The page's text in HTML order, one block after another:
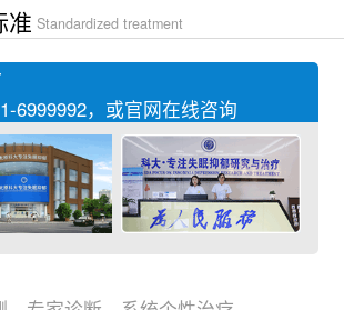
准 Standardized treatment
6999992，或官网在线咨询